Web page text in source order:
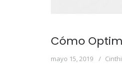
Cómo
mayo 15, 2019